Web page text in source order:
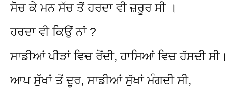
ਸੋਚ ਕੇ ਮਨ ਸੱਚ ਤੋਂ ਹਰਦਾ ਵੀ ਜ਼ਰੂਰ ਸੀ ।
ਹਰਦਾ ਵੀ ਕਿਉਂ ਨਾਂ ?
ਸਾਡੀਆਂ ਪੀੜਾਂ ਵਿਚ ਰੋਂਦੀ, ਹਾਸਿਆਂ ਵਿਚ ਹੱਸਦੀ ਸੀ।
ਆਪ ਸੁੱਖਾਂ ਤੋਂ ਦੂਰ, ਸਾਡੀਆਂ ਸੁੱਖਾਂ ਮੰਗਦੀ ਸੀ,